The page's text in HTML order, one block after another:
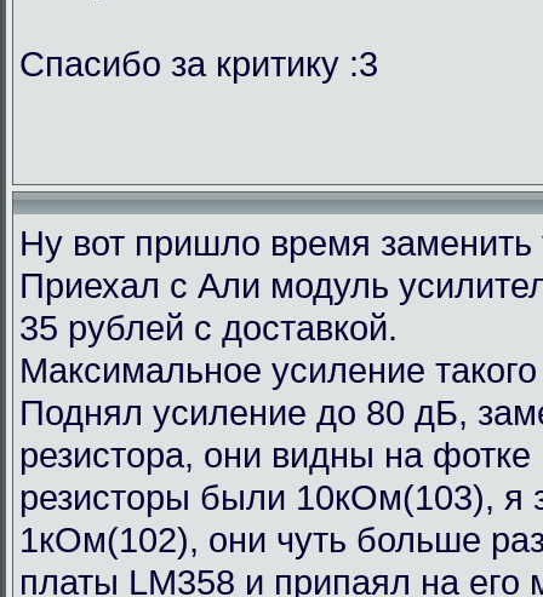
Спасибо за критику :3
Ну вот пришло время
Приехал с Али модуль
35 рублей с доставкой.
Максимальное усиление
Поднял усиление до 80 дБ,
резистора, они видны на
резисторы были 10кОм(103), я
1кОм(102), они чуть больше
платы LM358 и припаял на его